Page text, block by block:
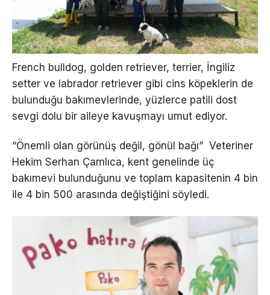
French bulldog, golden retriever, terrier, İngiliz
setter ve labrador retriever gibi cins köpeklerin de
bulunduğu bakımevlerinde, yüzlerce patili dost
sevgi dolu bir aileye kavuşmayı umut ediyor.
“Önemli olan görünüş değil, gönül bağı” Veteriner
Hekim Serhan Çamlıca, kent genelinde üç
bakımevi bulunduğunu ve toplam kapasitenin 4 bin
ile 4 bin 500 arasında değiştiğini söyledi.